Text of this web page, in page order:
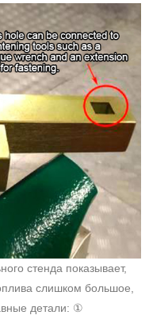
стенда показывает,
слишком большое,
детали: ①